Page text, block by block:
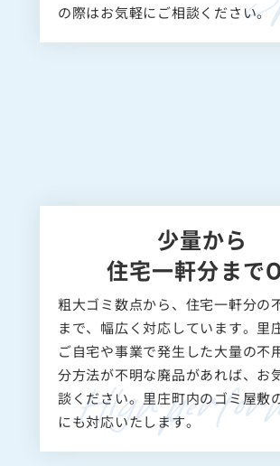
の際はお気軽にご相談ください。
少量から
住宅一軒分まで
粗大ゴミ数点から、住宅一軒分の
まで、幅広く対応しています。里
ご自宅や事業で発生した大量の不
分方法が不明な廃品があれば、お
談ください。里庄町内のゴミ屋敷
にも対応いたします。